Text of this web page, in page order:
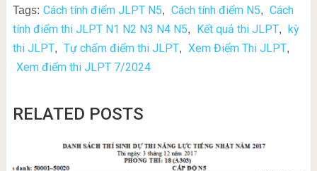
Tags: Cách tính điểm JLPT N5, Cách tính điểm N5, Cách
tính điểm thi JLPT N1 N2 N3 N4 N5, Kết quả thi JLPT, kỳ
thi JLPT, Tự chấm điểm thi JLPT, Xem Điểm Thi JLPT,
Xem điểm thi JLPT 7/2024
RELATED POSTS